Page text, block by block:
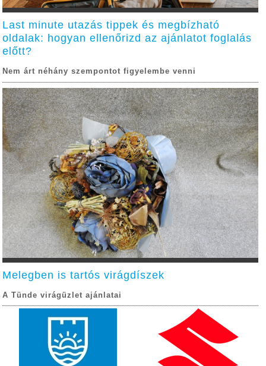
Last minute utazás tippek és megbízható
oldalak: hogyan ellenőrizd az ajánlatot foglalás
előtt?
Nem árt néhány szempontot figyelembe venni
Melegben is tartós virágdíszek
A Tünde virágüzlet ajánlatai